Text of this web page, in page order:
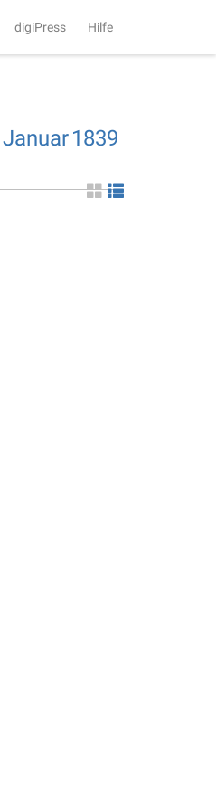
digiPress Hilfe
Januar1839